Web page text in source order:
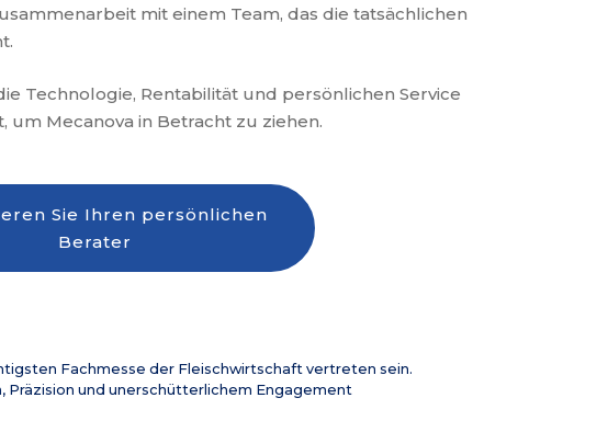
mit einem Team, das die tatsächlichen
Technologie, Rentabilität und persönlichen Service
Mecanova in Betracht zu ziehen.
Sie Ihren persönlichen
Berater
Fachmesse der Fleischwirtschaft vertreten sein.
Präzision und unerschütterlichem Engagement